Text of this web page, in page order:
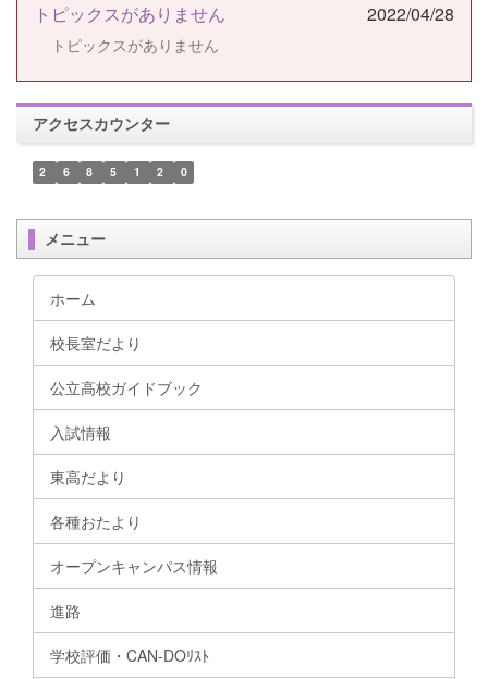
トピックスがありません 2022/04/28
トピックスがありません
アクセスカウンター
2 6 8 5 1 2 0
メニュー
ホーム
校長室だより
公立高校ガイドブック
入試情報
東高だより
各種おたより
オープンキャンパス情報
進路
学校評価・CAN-DOﾘｽﾄ